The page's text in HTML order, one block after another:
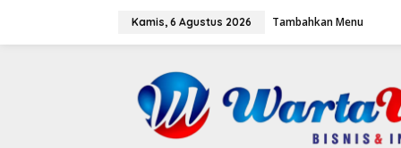
Kamis, 6 Agustus 2026 Tambahkan Menu